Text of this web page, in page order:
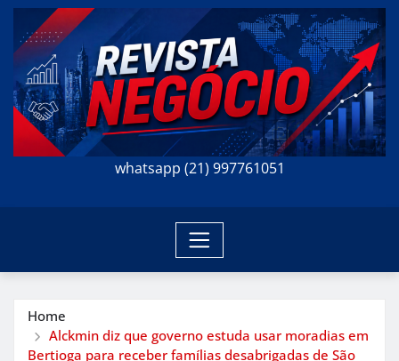
whatsapp (21) 997761051
Home
Alckmin diz que governo estuda usar moradias em
Bertioga para receber famílias desabrigadas de São